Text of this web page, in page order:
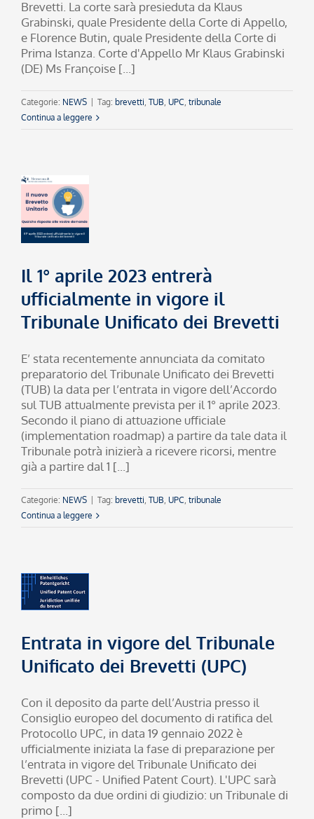
Brevetti. La corte sarà presieduta da Klaus
Grabinski, quale Presidente della Corte di Appello,
e Florence Butin, quale Presidente della Corte di
Prima Istanza. Corte d'Appello Mr Klaus Grabinski
(DE) Ms Françoise [...]
Categorie: NEWS Tag: brevetti, TUB, UPC, tribunale
Continua a leggere
Il 1° aprile 2023 entrerà
ufficialmente in vigore il
Tribunale Unificato dei Brevetti
E’ stata recentemente annunciata da comitato
preparatorio del Tribunale Unificato dei Brevetti
(TUB) la data per l’entrata in vigore dell’Accordo
sul TUB attualmente prevista per il 1° aprile 2023.
Secondo il piano di attuazione ufficiale
(implementation roadmap) a partire da tale data il
Tribunale potrà inizierà a ricevere ricorsi, mentre
già a partire dal 1 [...]
Categorie: NEWS Tag: brevetti, TUB, UPC, tribunale
Continua a leggere
Entrata in vigore del Tribunale
Unificato dei Brevetti (UPC)
Con il deposito da parte dell’Austria presso il
Consiglio europeo del documento di ratifica del
Protocollo UPC, in data 19 gennaio 2022 è
ufficialmente iniziata la fase di preparazione per
l’entrata in vigore del Tribunale Unificato dei
Brevetti (UPC - Unified Patent Court). L'UPC sarà
composto da due ordini di giudizio: un Tribunale di
primo [...]